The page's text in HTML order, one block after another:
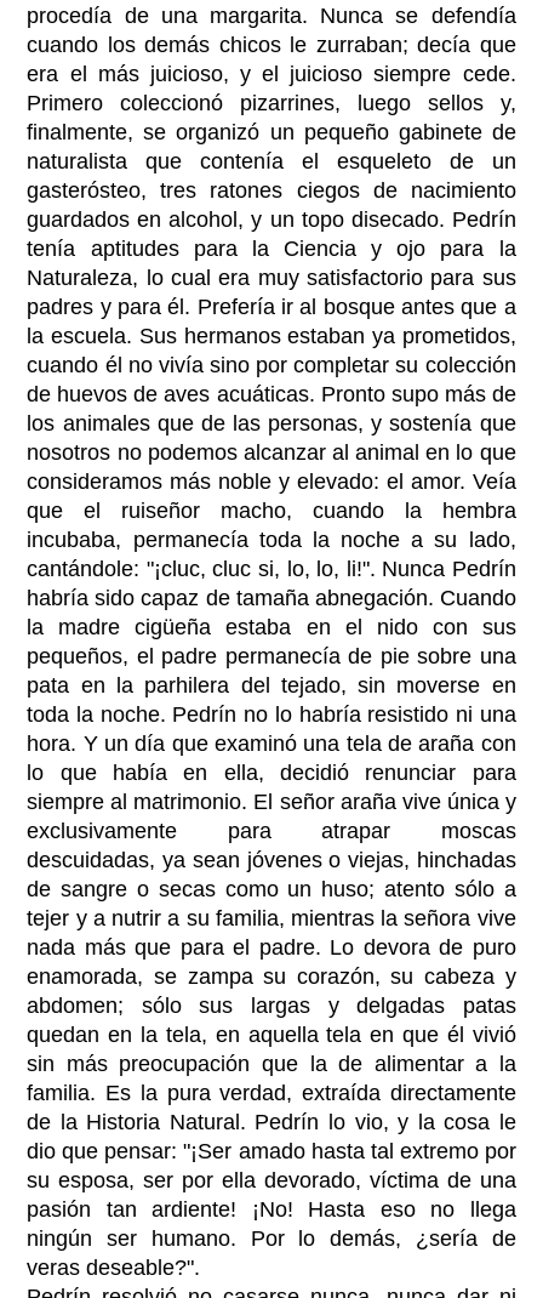
procedía de una margarita. Nunca se defendía
cuando los demás chicos le zurraban; decía que
era el más juicioso, y el juicioso siempre cede.
Primero coleccionó pizarrines, luego sellos y,
finalmente, se organizó un pequeño gabinete de
naturalista que contenía el esqueleto de un
gasterósteo, tres ratones ciegos de nacimiento
guardados en alcohol, y un topo disecado. Pedrín
tenía aptitudes para la Ciencia y ojo para la
Naturaleza, lo cual era muy satisfactorio para sus
padres y para él. Prefería ir al bosque antes que a
la escuela. Sus hermanos estaban ya prometidos,
cuando él no vivía sino por completar su colección
de huevos de aves acuáticas. Pronto supo más de
los animales que de las personas, y sostenía que
nosotros no podemos alcanzar al animal en lo que
consideramos más noble y elevado: el amor. Veía
que el ruiseñor macho, cuando la hembra
incubaba, permanecía toda la noche a su lado,
cantándole: "¡cluc, cluc si, lo, lo, li!". Nunca Pedrín
habría sido capaz de tamaña abnegación. Cuando
la madre cigüeña estaba en el nido con sus
pequeños, el padre permanecía de pie sobre una
pata en la parhilera del tejado, sin moverse en
toda la noche. Pedrín no lo habría resistido ni una
hora. Y un día que examinó una tela de araña con
lo que había en ella, decidió renunciar para
siempre al matrimonio. El señor araña vive única y
exclusivamente para atrapar moscas
descuidadas, ya sean jóvenes o viejas, hinchadas
de sangre o secas como un huso; atento sólo a
tejer y a nutrir a su familia, mientras la señora vive
nada más que para el padre. Lo devora de puro
enamorada, se zampa su corazón, su cabeza y
abdomen; sólo sus largas y delgadas patas
quedan en la tela, en aquella tela en que él vivió
sin más preocupación que la de alimentar a la
familia. Es la pura verdad, extraída directamente
de la Historia Natural. Pedrín lo vio, y la cosa le
dio que pensar: "¡Ser amado hasta tal extremo por
su esposa, ser por ella devorado, víctima de una
pasión tan ardiente! ¡No! Hasta eso no llega
ningún ser humano. Por lo demás, ¿sería de
veras deseable?".